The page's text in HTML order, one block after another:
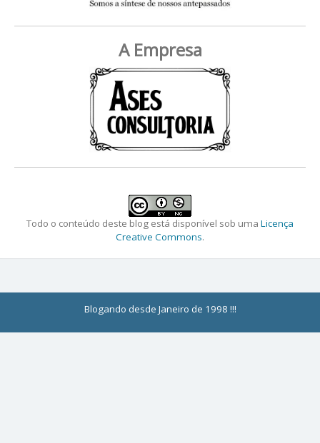
A Empresa
Todo o conteúdo deste blog está disponível sob uma Licença
Creative Commons.
Blogando desde Janeiro de 1998 !!!